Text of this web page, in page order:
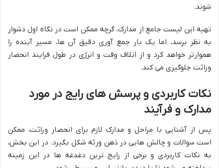
شوند.
تهیه این لیست جامع از مدارک، گرچه ممکن است در نگاه اول دشوار
به نظر برسد، اما یک بار جمع آوری دقیق آن ها، مسیر آینده را
هموارتر خواهد کرد و از اتلاف وقت و انرژی در طول فرایند انحصار
وراثت جلوگیری می کند.
نکات کاربردی و پرسش های رایج در مورد
مدارک و فرآیند
پس از آشنایی با مراحل و مدارک لازم برای انحصار وراثت، ممکن
است سوالات و چالش هایی در ذهن ورثه شکل بگیرد. در این بخش،
به نکات کاربردی و برخی از رایج ترین دغدغه ها در این زمینه